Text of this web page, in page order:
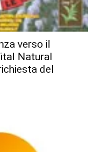
verso il
Natural
del